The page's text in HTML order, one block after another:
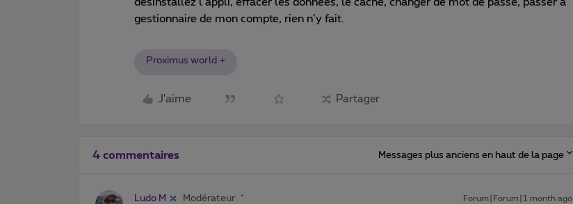
gestionnaire de mon compte, rien n’y fait.
Proximus world +
J'aime Partager
4 commentaires Messages plus anciens en haut de la page
Ludo M Modérateur Forum|Forum|1 month ago